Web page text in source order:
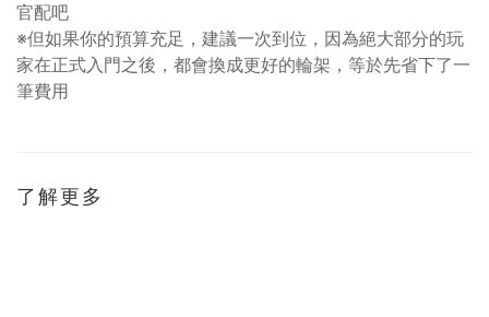
官配吧
※但如果你的預算充足，建議一次到位，因為絕大部分的玩
家在正式入門之後，都會換成更好的輪架，等於先省下了一
筆費用
了解更多